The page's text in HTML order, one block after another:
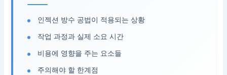
인젝션 방수 공법이 적용되는 상황
작업 과정과 실제 소요 시간
비용에 영향을 주는 요소들
주의해야 할 한계점